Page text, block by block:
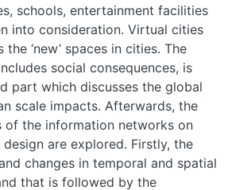
schools, entertainment facilities
into consideration. Virtual cities
‘new’ spaces in cities. The
social consequences, is
part which discusses the global
scale impacts. Afterwards, the
of the information networks on
are explored. Firstly, the
changes in temporal and spatial
that is followed by the